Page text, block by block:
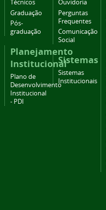
Técnicos
Graduação
Pós-
graduação
Planejamento
Institucional
Plano de
Desenvolvimento
Institucional
- PDI
Ouvidoria
Perguntas
Frequentes
Comunicação
Social
Sistemas
Sistemas
Institucionais